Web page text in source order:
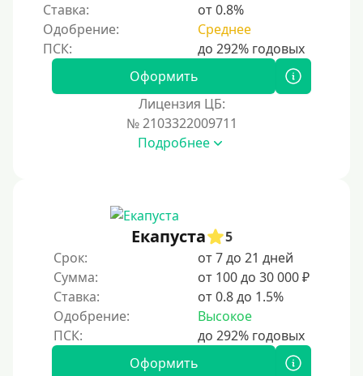
Под залог ПТС
Без залога
Под залог недвижимости
Под ПТС по доверенности
Цель
На Новый Год
Для исправления кредитной истории
На погашение других займов
Ставка:
от 0.8%
Одобрение:
Среднее
Оформить
Лицензия ЦБ:
№ 2103322009711
Подробнее
Екапуста
5
Срок:
от 7 до 21 дней
Сумма:
от 100 до 30 000 ₽
Ставка:
от 0.8 до 1.5%
Одобрение:
Высокое
Оформить